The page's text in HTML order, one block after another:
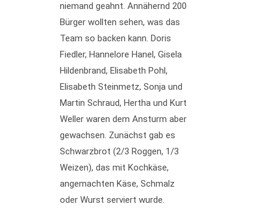
niemand geahnt. Annähernd 200
Bürger wollten sehen, was das
Team so backen kann. Doris
Fiedler, Hannelore Hanel, Gisela
Hildenbrand, Elisabeth Pohl,
Elisabeth Steinmetz, Sonja und
Martin Schraud, Hertha und Kurt
Weller waren dem Ansturm aber
gewachsen. Zunächst gab es
Schwarzbrot (2/3 Roggen, 1/3
Weizen), das mit Kochkäse,
angemachten Käse, Schmalz
oder Wurst serviert wurde.